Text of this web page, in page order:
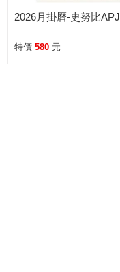
2026月掛曆-史努比APJ
特價 580 元